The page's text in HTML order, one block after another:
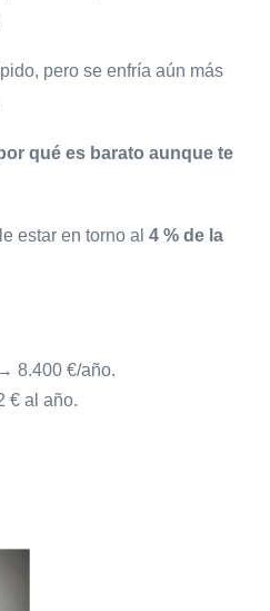
pero se enfría aún más
qué es barato aunque te
estar en torno al 4 % de la
8.400 €/año.
€ al año.